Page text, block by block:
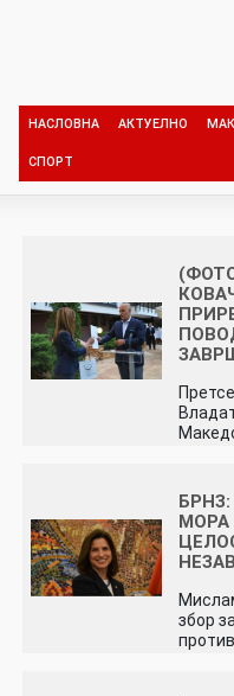
НАСЛОВНА АКТУЕЛНО
СПОРТ
МОРА
збор